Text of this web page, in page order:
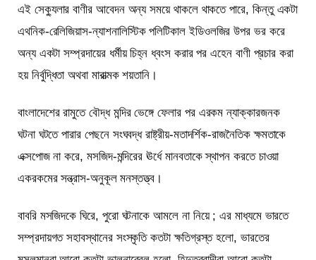
এই সেক্যুলার বাণীর আবেদন অন্য সময়ে থাকলে থাকতে পারে, কিন্তু একটা
এথনিক-রেলিজিয়াস-ন্যাশনালিস্টিক পলিটিকাল ইডিওলজির উপর ভর করে
অন্য একটা সম্প্রদায়ের ধর্মীয় চিহ্ন ধ্বংস করার পর এহেন বাণী প্রচার করা
হয় নির্বুদ্ধিতা অথবা মারাত্মক শয়তানি।
বাংলাদেশের রামুতে বৌদ্ধ মন্দির ভেঙ্গে ফেলার পর এরকম ন্যাক্কারজনক
ঘটনা ঘটতে পারার পেছনে সংঘবদ্ধ রাষ্ট্রীয়-মতাদর্শিক-রাজনৈতিক ক্ষমতাকে
এক্সপোজ না করে, মসজিদ-মন্দিরের ঊর্ধে মানবতাকে স্থাপন করতে চাওয়া
একরকমের সন্ত্রাস-অনুকূল মনস্তত্ত্ব।
বাবরি মসজিদকে ঘিরে, পুরো ঘটনাকে আমলে না নিয়ে ; এর মাধ্যমে ভারতে
সম্প্রদায়গত সহাবস্থানের সংস্কৃতি কতটা ক্ষতিগ্রস্ত হলো, ভারতের